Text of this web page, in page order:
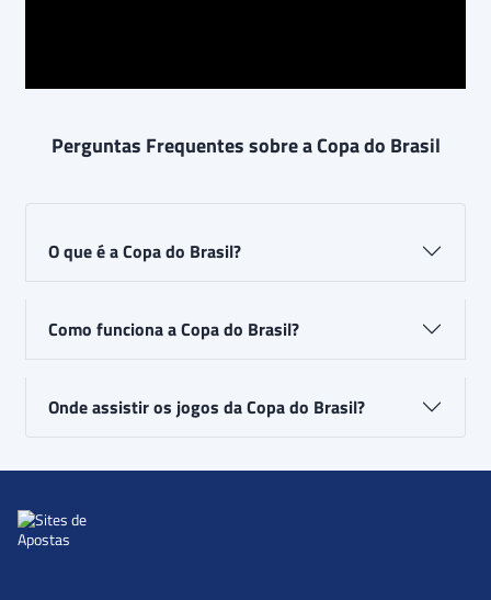
Perguntas Frequentes sobre a Copa do Brasil
O que é a Copa do Brasil?
Como funciona a Copa do Brasil?
Onde assistir os jogos da Copa do Brasil?